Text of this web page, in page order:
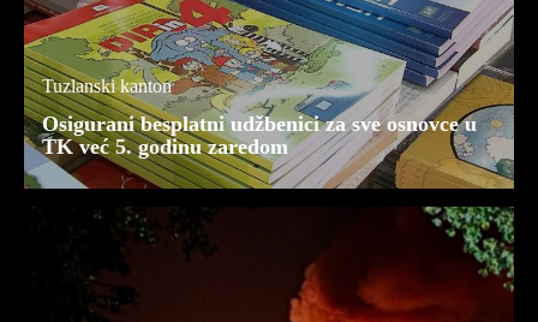
Tuzlanski kanton
Osigurani besplatni udžbenici za sve osnovce u
TK već 5. godinu zaredom